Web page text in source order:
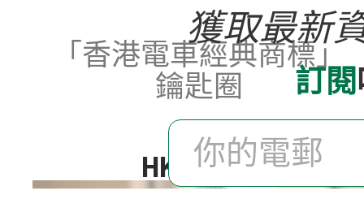
「香港電車經典商標」
鑰匙圈
HK$ 60.0
獲取最新
訂閱